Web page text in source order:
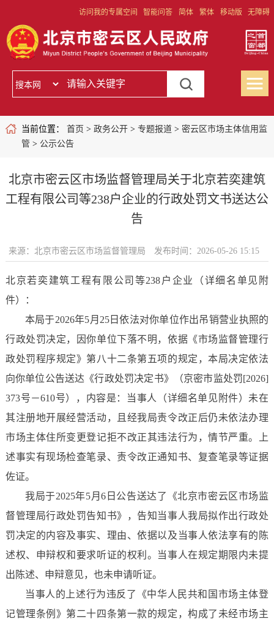
访问我的专属空间 智能问答 简体 繁体 移动版 无障碍
当前位置： 首页 > 政务公开> 专题报道> 密云区市场主体信用监
管 > 公示公告
北京市密云区市场监督管理局关于北京若奕建筑
工程有限公司等238户企业的行政处罚文书送达公
告
来源：北京市密云区市场监督管理局 发布时间：2026-05-26 15:15
北京若奕建筑工程有限公司等238户企业（详细名单见附
件）：
本局于2026年5月25日依法对你单位作出吊销营业执照的
行政处罚决定，因你单位下落不明，依据《市场监督管理行
政处罚程序规定》第八十二条第五项的规定，本局决定依法
向你单位公告送达《行政处罚决定书》（京密市监处罚[2026]
373号－610号），内容是：当事人（详细名单见附件）未在
其注册地开展经营活动，且经我局责令改正后仍未依法办理
市场主体住所变更登记拒不改正其违法行为，情节严重。上
述事实有现场检查笔录、责令改正通知书、复查笔录等证据
佐证。
我局于2025年5月6日公告送达了《北京市密云区市场监
督管理局行政处罚告知书》，告知当事人我局拟作出行政处
罚决定的内容及事实、理由、依据以及当事人依法享有的陈
述权、申辩权和要求听证的权利。当事人在规定期限内未提
出陈述、申辩意见，也未申请听证。
当事人的上述行为违反了《中华人民共和国市场主体登
记管理条例》第二十四条第一款的规定，构成了未经市场主